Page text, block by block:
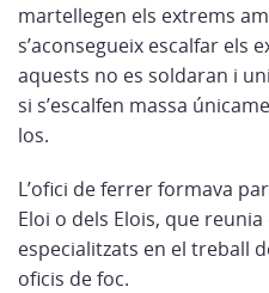
martellegen els extrems
s’aconsegueix escalfar els
aquests no es soldaran i
si s’escalfen massa
los.
L’ofici de ferrer formava
Eloi o dels Elois, que
especialitzats en el treball
oficis de foc.